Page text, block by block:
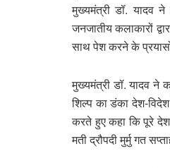
मुख्यमंत्री डॉ. यादव
जनजातीय कलाकारों
साथ पेश करने के
मुख्यमंत्री डॉ. यादव ने
शिल्प का डंका देश-
करते हुए कहा कि पूरे
मती द्रौपदी मुर्मु गत